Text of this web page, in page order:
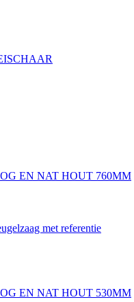
EN NAT HOUT 760MM
met referentie
EN NAT HOUT 530MM